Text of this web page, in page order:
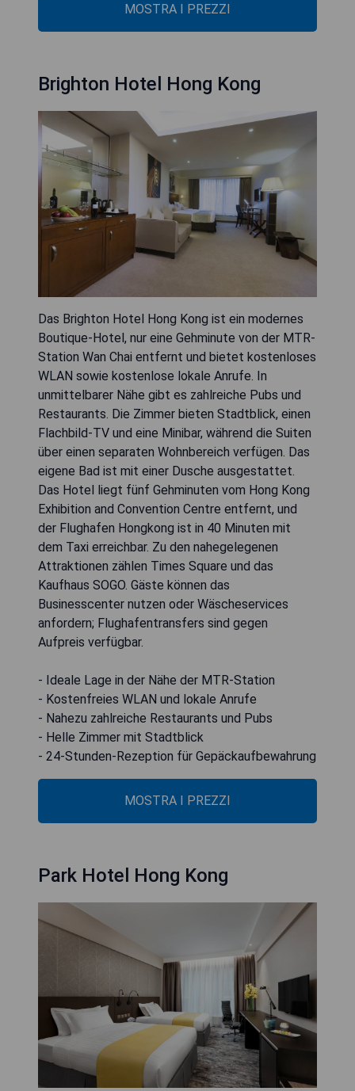
MOSTRA I PREZZI
Brighton Hotel Hong Kong
Das Brighton Hotel Hong Kong ist ein modernes
Boutique-Hotel, nur eine Gehminute von der MTR-
Station Wan Chai entfernt und bietet kostenloses
WLAN sowie kostenlose lokale Anrufe. In
unmittelbarer Nähe gibt es zahlreiche Pubs und
Restaurants. Die Zimmer bieten Stadtblick, einen
Flachbild-TV und eine Minibar, während die Suiten
über einen separaten Wohnbereich verfügen. Das
eigene Bad ist mit einer Dusche ausgestattet.
Das Hotel liegt fünf Gehminuten vom Hong Kong
Exhibition and Convention Centre entfernt, und
der Flughafen Hongkong ist in 40 Minuten mit
dem Taxi erreichbar. Zu den nahegelegenen
Attraktionen zählen Times Square und das
Kaufhaus SOGO. Gäste können das
Businesscenter nutzen oder Wäscheservices
anfordern; Flughafentransfers sind gegen
Aufpreis verfügbar.
- Ideale Lage in der Nähe der MTR-Station
- Kostenfreies WLAN und lokale Anrufe
- Nahezu zahlreiche Restaurants und Pubs
- Helle Zimmer mit Stadtblick
- 24-Stunden-Rezeption für Gepäckaufbewahrung
MOSTRA I PREZZI
Park Hotel Hong Kong